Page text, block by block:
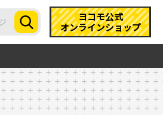
ヨコモ公式
オンラインショップ